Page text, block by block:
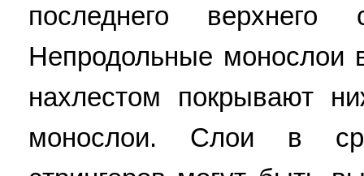
последнего
Непродольные монослои
нахлестом покрывают
монослои. Слои в